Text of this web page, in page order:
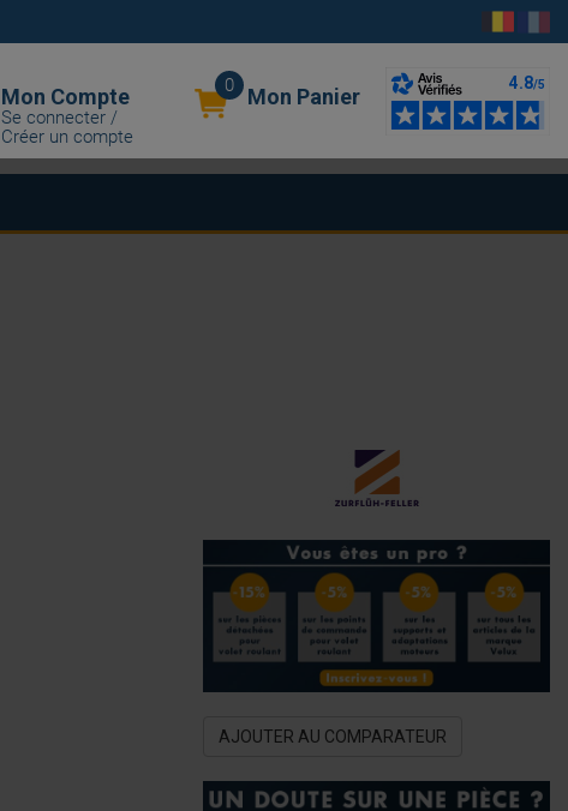
Mon Compte
Se connecter /
Créer un compte
0 Mon Panier
AJOUTER AU COMPARATEUR